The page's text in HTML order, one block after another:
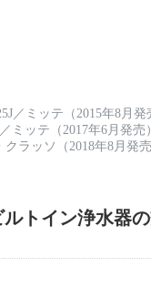
／ ミッテ（2015年8月発
／ ミッテ（2017年6月発売）
クラッソ（2018年8月発売
トイン浄水器の